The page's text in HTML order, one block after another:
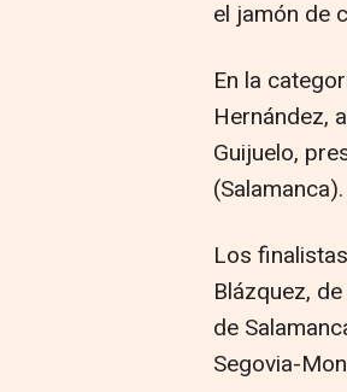
el jamón de
En la
Hernández,
Guijuelo,
(Salamanca).
Los
Blázquez,
de
Segovia-